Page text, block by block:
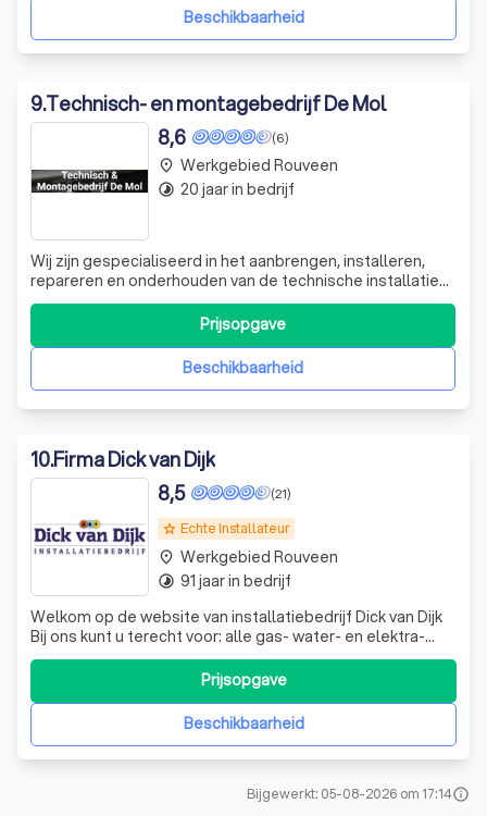
Beschikbaarheid
9.Technisch- en montagebedrijf De Mol
(6)
8,6
Wij zijn gespecialiseerd in het aanbrengen, installeren,
repareren en onderhouden van de technische installaties
in uw woning. Wij helpen u graag mee bij de verduurzaming
van uw woning. Onder andere als het gaat om
zonnepanelen, pelletkachels en CV-installaties. Wij
installeren al jaren zonnepanele
Beschikbaarheid
Prijsopgave
place Werkgebied Rouveen
timelapse 20 jaar in bedrijf
10.Firma Dick van Dijk
grade Echte Installateur
(21)
8,5
Welkom op de website van installatiebedrijf Dick van Dijk
Bij ons kunt u terecht voor: alle gas- water- en elektra-
installatiewerk loodgieter en zinkwerk wasautomaten en
apparatuur en diverse accessoires
Beschikbaarheid
Prijsopgave
place Werkgebied Rouveen
timelapse 91 jaar in bedrijf
Bijgewerkt: 05-08-2026 om 17:14info